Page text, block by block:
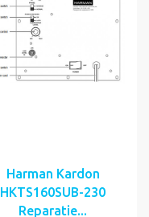
Harman Kardon
HKTS160SUB-230
Reparatie...